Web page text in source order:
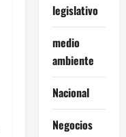
legislativo
medio
ambiente
Nacional
Negocios